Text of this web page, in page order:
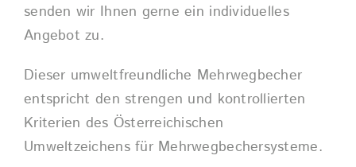
senden wir Ihnen gerne ein individuelles
Angebot zu.
Dieser umweltfreundliche Mehrwegbecher
entspricht den strengen und kontrollierten
Kriterien des Österreichischen
Umweltzeichens für Mehrwegbechersysteme.